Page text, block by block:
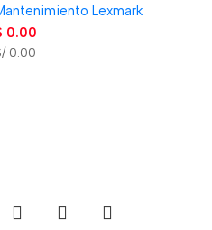
Lexmark
0.00
0.00